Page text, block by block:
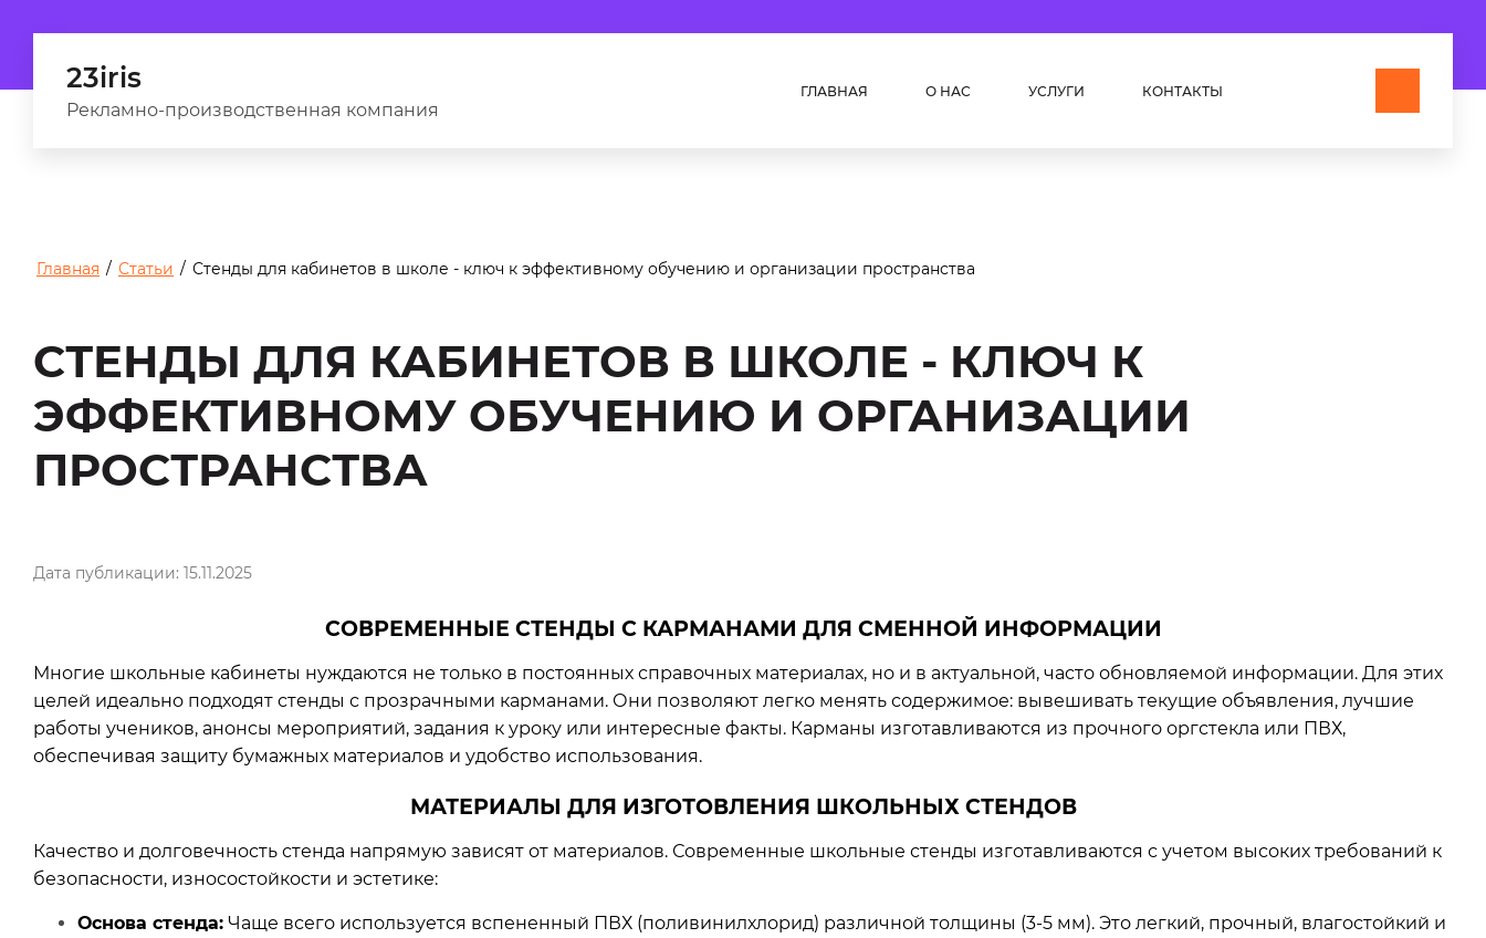
23iris
Рекламно-производственная компания
ГЛАВНАЯ О НАС УСЛУГИ КОНТАКТЫ
Главная / Статьи / Стенды для кабинетов в школе - ключ к эффективному обучению и организации пространства
СТЕНДЫ ДЛЯ КАБИНЕТОВ В ШКОЛЕ - КЛЮЧ К
ЭФФЕКТИВНОМУ ОБУЧЕНИЮ И ОРГАНИЗАЦИИ
ПРОСТРАНСТВА
Дата публикации: 15.11.2025
СОВРЕМЕННЫЕ СТЕНДЫ С КАРМАНАМИ ДЛЯ СМЕННОЙ ИНФОРМАЦИИ
Многие школьные кабинеты нуждаются не только в постоянных справочных материалах, но и в актуальной, часто обновляемой информации. Для этих
целей идеально подходят стенды с прозрачными карманами. Они позволяют легко менять содержимое: вывешивать текущие объявления, лучшие
работы учеников, анонсы мероприятий, задания к уроку или интересные факты. Карманы изготавливаются из прочного оргстекла или ПВХ,
обеспечивая защиту бумажных материалов и удобство использования.
МАТЕРИАЛЫ ДЛЯ ИЗГОТОВЛЕНИЯ ШКОЛЬНЫХ СТЕНДОВ
Качество и долговечность стенда напрямую зависят от материалов. Современные школьные стенды изготавливаются с учетом высоких требований к
безопасности, износостойкости и эстетике:
Основа стенда: Чаще всего используется вспененный ПВХ (поливинилхлорид) различной толщины (3-5 мм). Это легкий, прочный, влагостойкий и